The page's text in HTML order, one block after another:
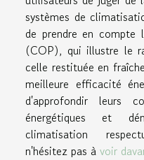
systèmes de
de prendre en compte
(COP), qui illustre le
celle restituée en
meilleure efficacité
d'approfondir leurs
énergétiques et
climatisation
n'hésitez pas à voir